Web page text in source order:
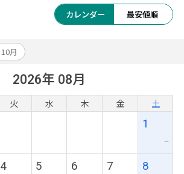
カレンダー 最安値順
10月
2026年 08月
火 水 木 金 土
1
ー
4 5 6 7 8